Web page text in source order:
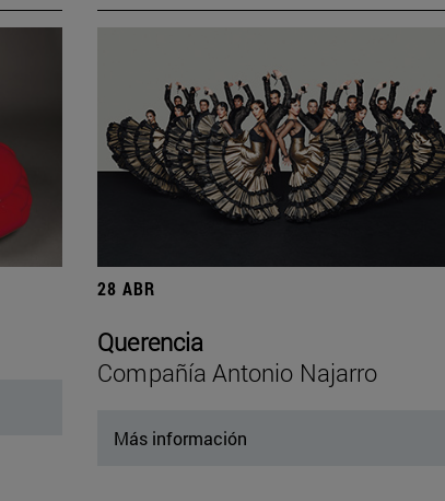
28 ABR
Querencia
Compañía Antonio Najarro
Más información